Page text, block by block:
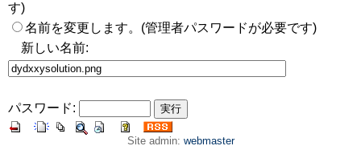
す)
名前を変更します。(管理者パスワードが必要です)
新しい名前:
パスワード:
Site admin: webmaster